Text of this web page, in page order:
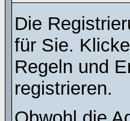
Die
für Sie.
Regeln und
registrieren.